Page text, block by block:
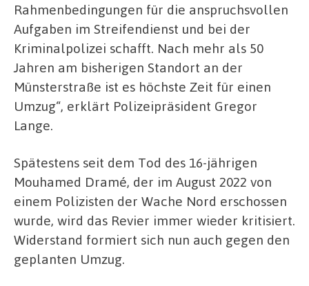
Rahmenbedingungen für die anspruchsvollen
Aufgaben im Streifendienst und bei der
Kriminalpolizei schafft. Nach mehr als 50
Jahren am bisherigen Standort an der
Münsterstraße ist es höchste Zeit für einen
Umzug“, erklärt Polizeipräsident Gregor
Lange.
Spätestens seit dem Tod des 16-jährigen
Mouhamed Dramé, der im August 2022 von
einem Polizisten der Wache Nord erschossen
wurde, wird das Revier immer wieder kritisiert.
Widerstand formiert sich nun auch gegen den
geplanten Umzug.